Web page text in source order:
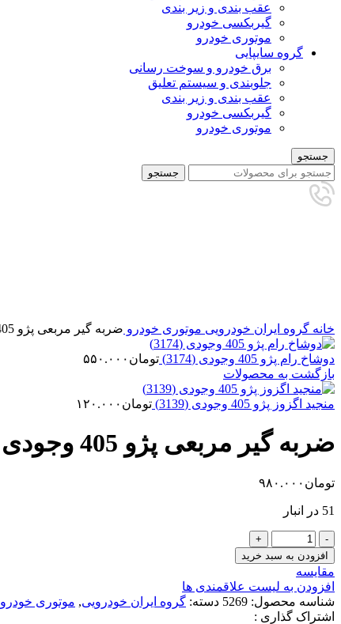
عقب بندی و زیر بندی
گیربکسی خودرو
موتوری خودرو
گروه سایپایی
برق خودرو و سوخت رسانی
جلوبندی و سیستم تعلیق
عقب بندی و زیر بندی
گیربکسی خودرو
موتوری خودرو
جستجو
جستجو
خانه گروه ایران خودرویی موتوری خودرو ضربه گیر مربعی پژو 405 وجودی (3185)
دوشاخ رام پژو 405 وجودی (3174) تومان ۵۵۰.۰۰۰
بازگشت به محصولات
منجید اگزوز پژو 405 وجودی (3139) تومان ۱۲۰.۰۰۰
ضربه گیر مربعی پژو 405 وجودی (3185)
تومان ۹۸۰.۰۰۰
51 در انبار
ضربه
گیر
مربعی
پژو
405
وجودی
افزودن به سبد خرید
مقایسه
افزودن به لیست علاقمندی ها
شناسه محصول: 5269 دسته: گروه ایران خودرویی, موتوری خودرو
اشتراک گذاری :